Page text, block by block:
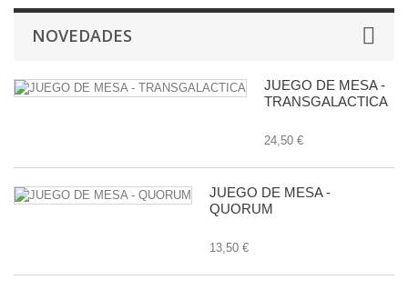
NOVEDADES
JUEGO DE MESA -
TRANSGALACTICA
24,50 €
JUEGO DE MESA -
QUORUM
13,50 €